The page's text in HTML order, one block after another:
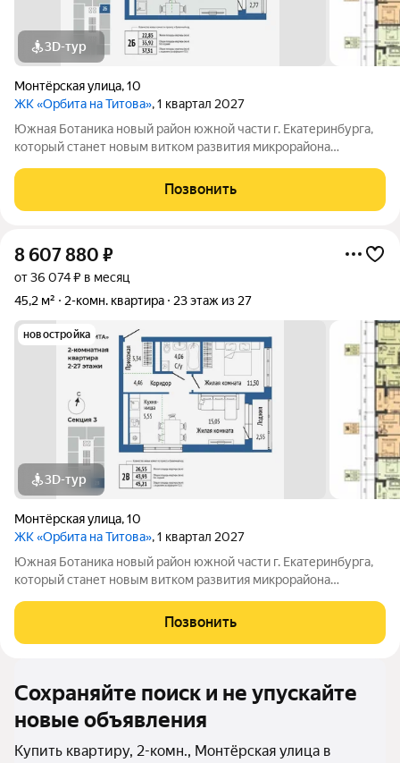
3D-тур
Монтёрская улица,10
ЖК «Орбита на Титова», 1 квартал 2027
Южная Ботаника новый район южной части г. Екатеринбурга,
который станет новым витком развития микрорайона
фонтаном, центральная площадь с арт-объектом «Водное
зеркало», более 1000 растений на
Позвонить
8 607 880 ₽
от 36 074 ₽ в месяц
45,2 м²
2-комн. квартира 23 этаж из 27
новостройка
3D-тур
Монтёрская улица,10
ЖК «Орбита на Титова», 1 квартал 2027
Южная Ботаника новый район южной части г. Екатеринбурга,
который станет новым витком развития микрорайона
фонтаном, центральная площадь с арт-объектом «Водное
зеркало», более 1000 растений на
Позвонить
Сохраняйте поиск и не упускайте
новые объявления
Купить квартиру, 2-комн., Монтёрская улица в